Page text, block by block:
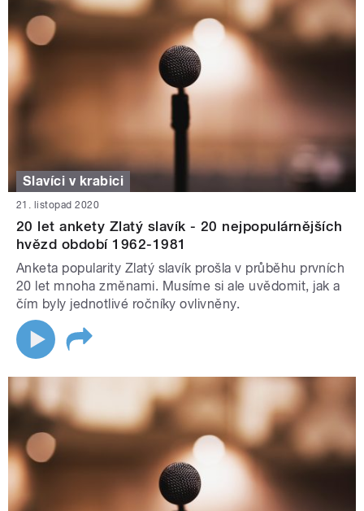
Slavíci v krabici
21. listopad 2020
20 let ankety Zlatý slavík - 20 nejpopulárnějších
hvězd období 1962-1981
Anketa popularity Zlatý slavík prošla v průběhu prvních
20 let mnoha změnami. Musíme si ale uvědomit, jak a
čím byly jednotlivé ročníky ovlivněny.